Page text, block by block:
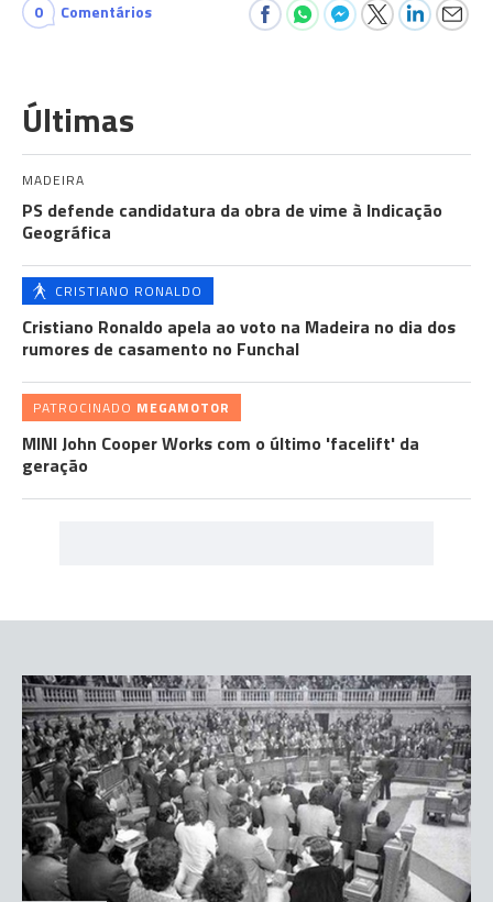
0 Comentários
Últimas
MADEIRA
PS defende candidatura da obra de vime à Indicação
Geográfica
CRISTIANO RONALDO
Cristiano Ronaldo apela ao voto na Madeira no dia dos
rumores de casamento no Funchal
PATROCINADO MEGAMOTOR
MINI John Cooper Works com o último 'facelift' da
geração